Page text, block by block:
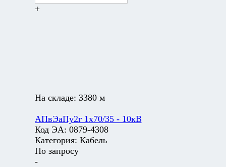
+
На складе: 3380 м
АПвЭаПу2г 1х70/35 - 10кВ
Код ЭА: 0879-4308
Категория: Кабель
По запросу
-